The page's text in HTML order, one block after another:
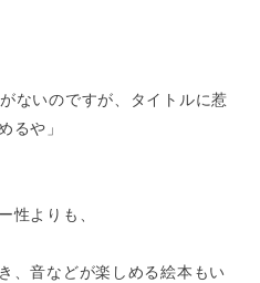
ないのですが、タイトルに惹
るや」
性よりも、
、音などが楽しめる絵本もい